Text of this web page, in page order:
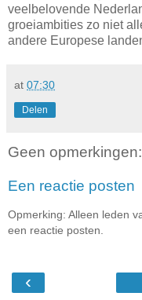
veelbelovende
groeiambities zo niet
andere Europese
at 07:30
Delen
Geen opmerkingen:
Een reactie posten
Opmerking: Alleen leden
een reactie posten.
‹